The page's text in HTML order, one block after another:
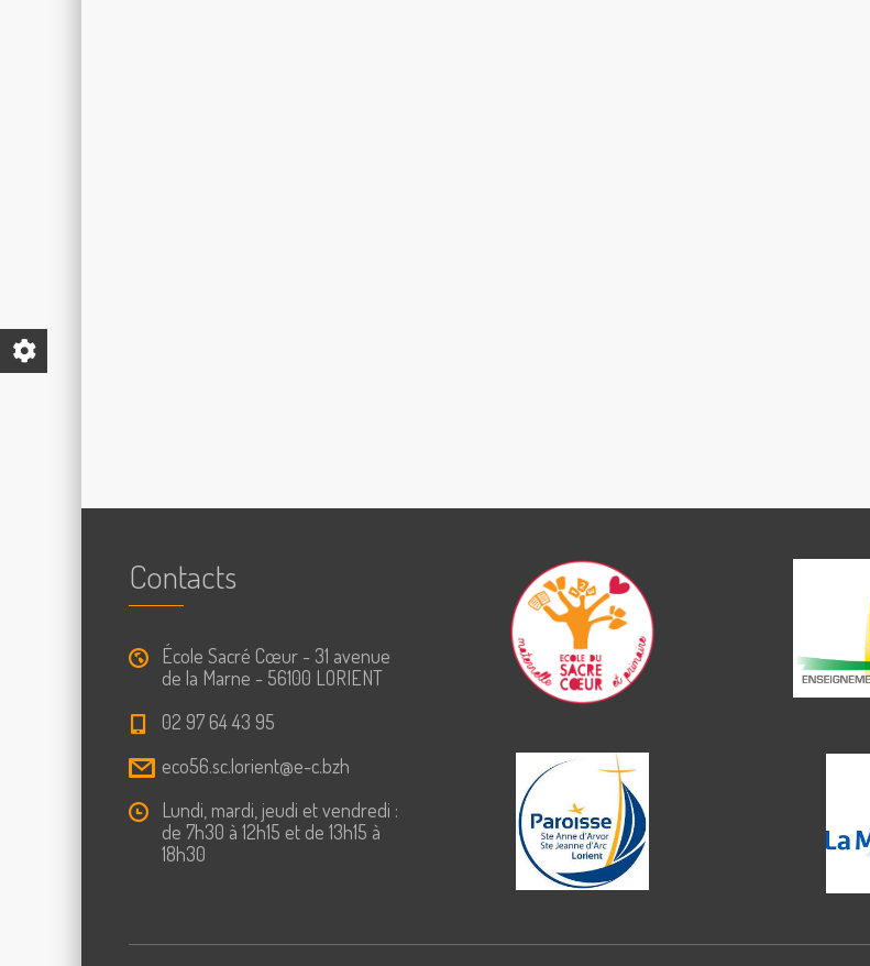
Contacts
École Sacré Cœur - 31 avenue
de la Marne - 56100 LORIENT
02 97 64 43 95
eco56.sc.lorient@e-c.bzh
Lundi, mardi, jeudi et vendredi :
de 7h30 à 12h15 et de 13h15 à
18h30